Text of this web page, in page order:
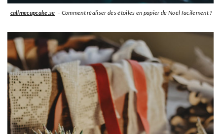
callmecupcake.se – Comment réaliser des étoiles en papier de Noël facilement ?